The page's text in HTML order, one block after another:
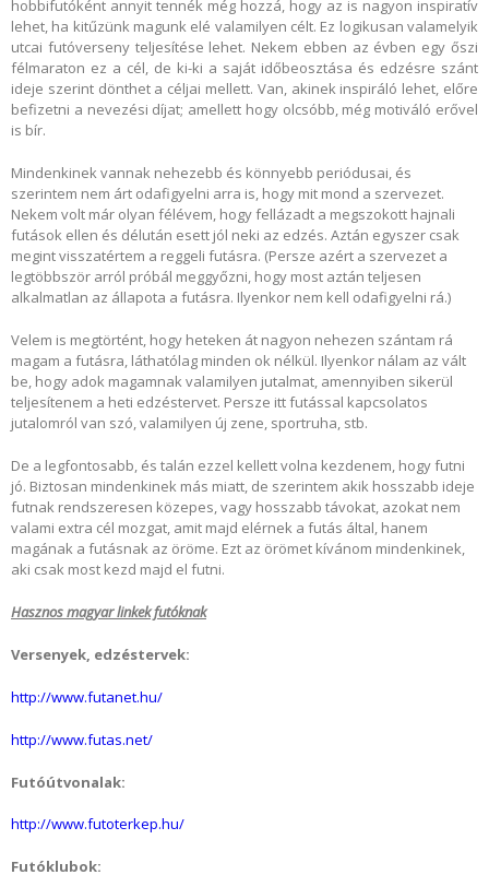
hobbifutóként annyit tennék még hozzá, hogy az is nagyon inspiratív
lehet, ha kitűzünk magunk elé valamilyen célt. Ez logikusan valamelyik
utcai futóverseny teljesítése lehet. Nekem ebben az évben egy őszi
félmaraton ez a cél, de ki-ki a saját időbeosztása és edzésre szánt
ideje szerint dönthet a céljai mellett. Van, akinek inspiráló lehet, előre
befizetni a nevezési díjat; amellett hogy olcsóbb, még motiváló erővel
is bír.
Mindenkinek vannak nehezebb és könnyebb periódusai, és
szerintem nem árt odafigyelni arra is, hogy mit mond a szervezet.
Nekem volt már olyan félévem, hogy fellázadt a megszokott hajnali
futások ellen és délután esett jól neki az edzés. Aztán egyszer csak
megint visszatértem a reggeli futásra. (Persze azért a szervezet a
legtöbbször arról próbál meggyőzni, hogy most aztán teljesen
alkalmatlan az állapota a futásra. Ilyenkor nem kell odafigyelni rá.)
Velem is megtörtént, hogy heteken át nagyon nehezen szántam rá
magam a futásra, láthatólag minden ok nélkül. Ilyenkor nálam az vált
be, hogy adok magamnak valamilyen jutalmat, amennyiben sikerül
teljesítenem a heti edzéstervet. Persze itt futással kapcsolatos
jutalomról van szó, valamilyen új zene, sportruha, stb.
De a legfontosabb, és talán ezzel kellett volna kezdenem, hogy futni
jó. Biztosan mindenkinek más miatt, de szerintem akik hosszabb ideje
futnak rendszeresen közepes, vagy hosszabb távokat, azokat nem
valami extra cél mozgat, amit majd elérnek a futás által, hanem
magának a futásnak az öröme. Ezt az örömet kívánom mindenkinek,
aki csak most kezd majd el futni.
Hasznos magyar linkek futóknak
Versenyek, edzéstervek:
http://www.futanet.hu/
http://www.futas.net/
Futóútvonalak:
http://www.futoterkep.hu/
Futóklubok: